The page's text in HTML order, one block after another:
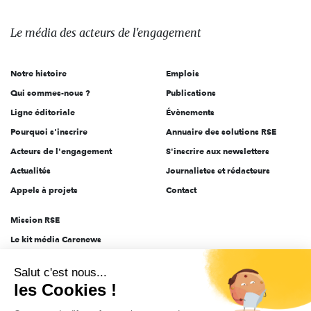
des
l'engagement
Le média des acteurs de l'engagement
Notre histoire
Qui sommes-nous ?
Ligne éditoriale
Pourquoi s'inscrire
Acteurs de l'engagement
Actualités
Appels à projets
Emplois
Publications
Évènements
Annuaire des solutions RSE
S'inscrire aux newsletters
Journalistes et rédacteurs
Contact
Mission RSE
Le kit média Carenews
AEF info
Novethic
Salut c'est nous...
les Cookies !